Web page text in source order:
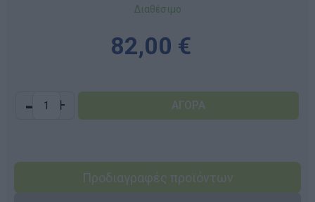
Διαθέσιμο
82,00 €
- +
Προδιαγραφές προϊόντων